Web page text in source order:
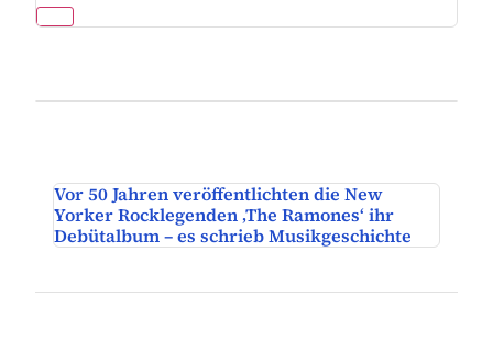
Vor 50 Jahren veröffentlichten die New
Yorker Rocklegenden ‚The Ramones‘ ihr
Debütalbum – es schrieb Musikgeschichte